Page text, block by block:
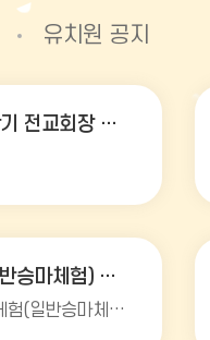
전
정
지
다
음
유치원 공지
2026학년도 2학기 전교회장 후보자 등록 공고
학생승마체험(일반승마체험) 사업신청(3차) 안내
2026년 학생승마체험(일반승마체험) 지원사업 신청 안내문(3차) 안녕하십니까? 화성시에서는 학생 체력증진과 여가선용 할 수 있는 승마체험 프로그램을 다음과